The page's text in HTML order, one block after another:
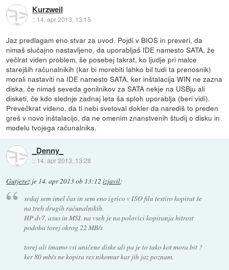
Kurzweil
:: 14. apr 2013, 13:15
Jaz predlagam eno stvar za uvod. Pojdi v BIOS in preveri, da
nimaš slučajno nastavljeno, da uporabljaš IDE namesto SATA, že
večlrat viden problem, še posebej takrat, ko ljudje pri malce
starejših računalnikih (kar bi morebiti lahko bil tudi ta prenosnik)
morali nastaviti na IDE namesto SATA, ker inštalacija WIN ne zazna
diska, če nimaš seveda gonilnikov za SATA nekje na USBju ali
disketi, če kdo slednje zadnaj leta ša sploh uporablja (beri vidi).
Prevečkrat videno, da ti nebi svetoval dokler da narediš to preden
greš v novo inštalacijo, da ne omenim znanstvenih študij o disku in
modelu tvojega računalnika.
_Denny_
:: 14. apr 2013, 13:28
Gutjerez je 14. apr 2013 ob 13:12 izjavil:
sedaj sem imel čas in sem eno igrico v ISO filu testiro kopirat še
na treh drugih računalnikih.
HP dv7, asus in MSI. na vseh je na polovici kopiranja hitrost
podoba torej okrog 22 MB/s
torej ali imamo vsi uničene diske ali pa je to tako kot mora bit ?
ker 80 mb/s ne kopira res nikomur kar jih jaz poznam.